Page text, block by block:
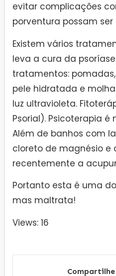
evitar complicações
porventura possam
Existem vários
leva a cura da
tratamentos:
pele hidratada e
luz ultravioleta.
Psorial). Psicoterapia
Além de banhos com
cloreto de magnésio e
recentemente a
Portanto esta é uma
mas maltrata!
Views: 16
Compartilhe